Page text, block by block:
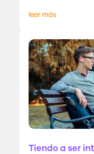
leer más
Tiendo a ser